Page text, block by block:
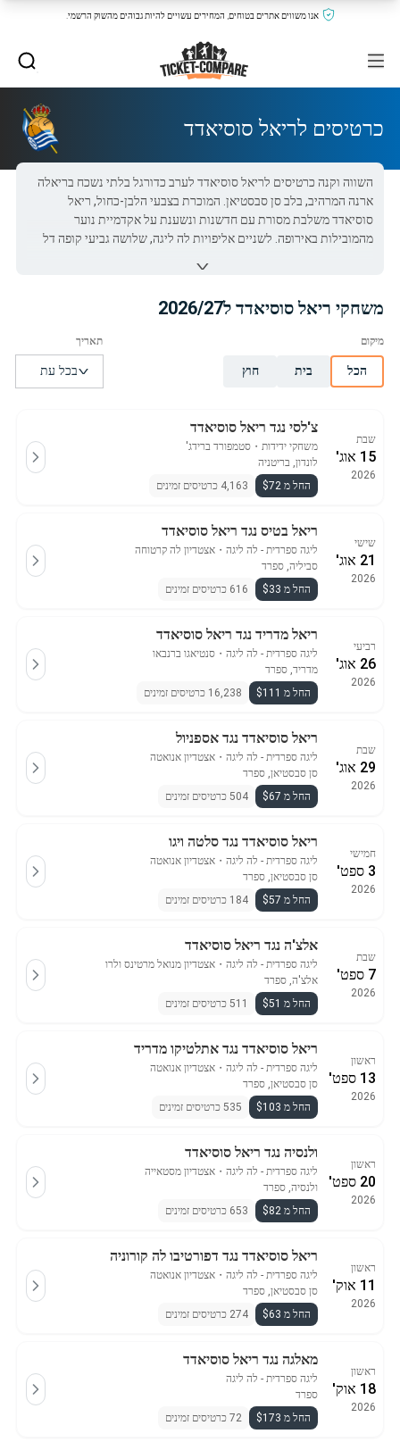
אנו משווים אתרים בטוחים, המחירים עשויים להיות גבוהים מהשוק הרשמי.
כרטיסים לריאל סוסיאדד
השווה וקנה כרטיסים לריאל סוסיאדד לערב כדורגל בלתי נשכח בריאלה
ארנה המרהיב, בלב סן סבסטיאן. המוכרת בצבעי הלבן-כחול, ריאל
סוסיאדד משלבת מסורת עם חדשנות ונשענת על אקדמיית נוער
מהמובילות באירופה. לשניים אליפויות לה ליגה, שלושה גביעי קופה דל
משחקי ריאל סוסיאדד ל2026/27
הכל בית חוץ
שבת
15 אוג'
2026
צ'לסי נגד ריאל סוסיאדד
משחקי ידידות ・ סטמפורד ברידג'
לונדון, בריטניה
החל מ $72
4,163 כרטיסים זמינים
שישי
21 אוג'
2026
ריאל בטיס נגד ריאל סוסיאדד
ליגה ספרדית - לה ליגה ・ אצטדיון לה קרטוחה
סביליה, ספרד
החל מ $33
616 כרטיסים זמינים
רביעי
26 אוג'
2026
ריאל מדריד נגד ריאל סוסיאדד
ליגה ספרדית - לה ליגה ・ סנטיאגו ברנבאו
מדריד, ספרד
החל מ $111
16,238 כרטיסים זמינים
שבת
29 אוג'
2026
ריאל סוסיאדד נגד אספניול
ליגה ספרדית - לה ליגה ・ אצטדיון אנואטה
סן סבסטיאן, ספרד
החל מ $67
504 כרטיסים זמינים
חמישי
3 ספט'
2026
ריאל סוסיאדד נגד סלטה ויגו
ליגה ספרדית - לה ליגה ・ אצטדיון אנואטה
סן סבסטיאן, ספרד
החל מ $57
184 כרטיסים זמינים
שבת
7 ספט'
2026
אלצ'ה נגד ריאל סוסיאדד
ליגה ספרדית - לה ליגה ・ אצטדיון מנואל מרטינס ולרו
אלצ'ה, ספרד
החל מ $51
511 כרטיסים זמינים
ראשון
13 ספט'
2026
ריאל סוסיאדד נגד אתלטיקו מדריד
ליגה ספרדית - לה ליגה ・ אצטדיון אנואטה
סן סבסטיאן, ספרד
החל מ $103
535 כרטיסים זמינים
ראשון
20 ספט'
2026
ולנסיה נגד ריאל סוסיאדד
ליגה ספרדית - לה ליגה ・ אצטדיון מסטאייה
ולנסיה, ספרד
החל מ $82
653 כרטיסים זמינים
ראשון
11 אוק'
2026
ריאל סוסיאדד נגד דפורטיבו לה קורוניה
ליגה ספרדית - לה ליגה ・ אצטדיון אנואטה
סן סבסטיאן, ספרד
החל מ $63
274 כרטיסים זמינים
ראשון
18 אוק'
2026
מאלגה נגד ריאל סוסיאדד
ליגה ספרדית - לה ליגה
ספרד
החל מ $173
72 כרטיסים זמינים